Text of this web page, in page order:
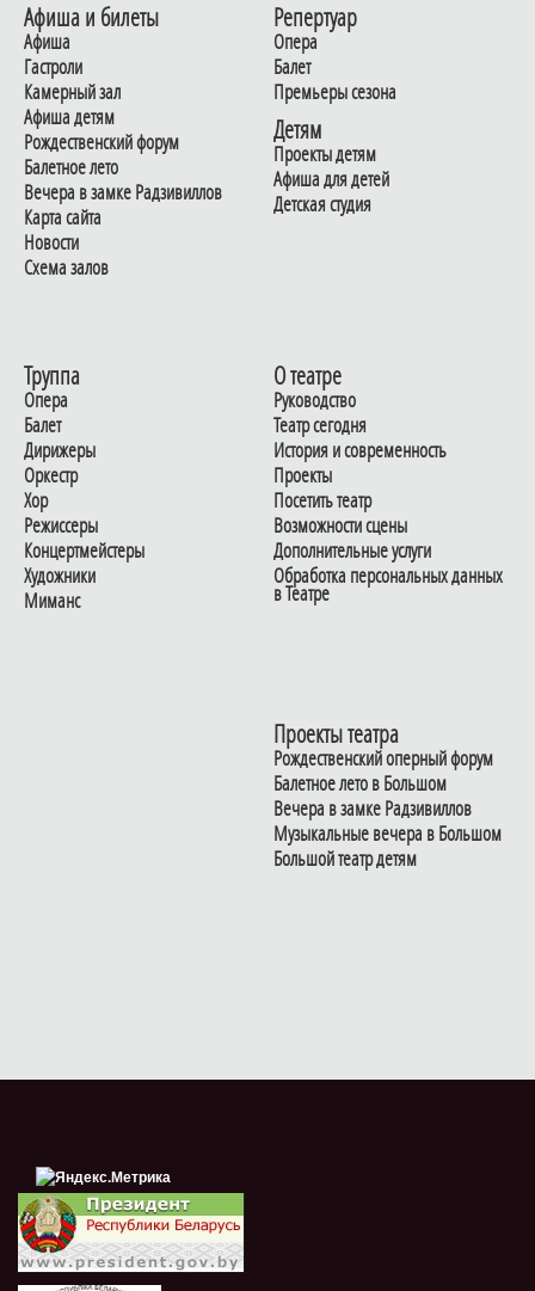
Афиша и билеты
Афиша
Гастроли
Камерный зал
Афиша детям
Рождественский форум
Балетное лето
Вечера в замке Радзивиллов
Карта сайта
Новости
Схема залов
Репертуар
Опера
Балет
Премьеры сезона
Детям
Проекты детям
Афиша для детей
Детская студия
Труппа
Опера
Балет
Дирижеры
Оркестр
Хор
Режиссеры
Концертмейстеры
Художники
Миманс
О театре
Руководство
Театр сегодня
История и современность
Проекты
Посетить театр
Возможности сцены
Дополнительные услуги
Обработка персональных данных
в Театре
Проекты театра
Рождественский оперный форум
Балетное лето в Большом
Вечера в замке Радзивиллов
Музыкальные вечера в Большом
Большой театр детям